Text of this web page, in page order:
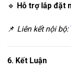
🔹 Hỗ trợ lắp đặt
📌 Liên kết nội bộ:
6. Kết Luận